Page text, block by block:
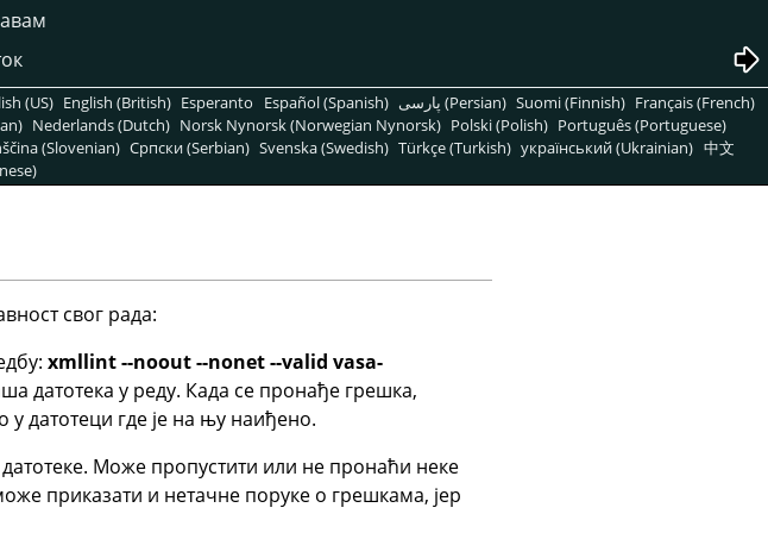
(US) English (British) Esperanto Español (Spanish) پارسی (Persian) Suomi (Finnish) Français (French)
Nederlands (Dutch) Norsk Nynorsk (Norwegian Nynorsk) Polski (Polish) Português (Portuguese)
(Slovenian) Српски (Serbian) Svenska (Swedish) Türkçe (Turkish) український (Ukrainian) 中文
свог рада:
xmllint --noout --nonet --valid vasa-
датотека у реду. Када се пронађе грешка,
у датотеци где је на њу наиђено.
Може пропустити или не пронаћи неке
приказати и нетачне поруке о грешкама, јер